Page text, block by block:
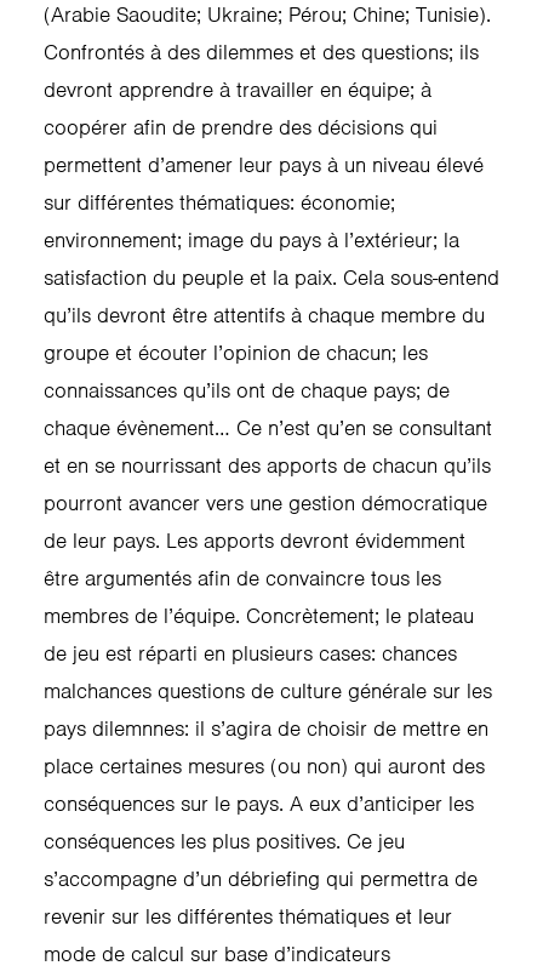
(Arabie Saoudite; Ukraine; Pérou; Chine; Tunisie).
Confrontés à des dilemmes et des questions; ils
devront apprendre à travailler en équipe; à
coopérer afin de prendre des décisions qui
permettent d’amener leur pays à un niveau élevé
sur différentes thématiques: économie;
environnement; image du pays à l’extérieur; la
satisfaction du peuple et la paix. Cela sous-entend
qu’ils devront être attentifs à chaque membre du
groupe et écouter l’opinion de chacun; les
connaissances qu’ils ont de chaque pays; de
chaque évènement… Ce n’est qu’en se consultant
et en se nourrissant des apports de chacun qu’ils
pourront avancer vers une gestion démocratique
de leur pays. Les apports devront évidemment
être argumentés afin de convaincre tous les
membres de l’équipe. Concrètement; le plateau
de jeu est réparti en plusieurs cases: chances
malchances questions de culture générale sur les
pays dilemnnes: il s’agira de choisir de mettre en
place certaines mesures (ou non) qui auront des
conséquences sur le pays. A eux d’anticiper les
conséquences les plus positives. Ce jeu
s’accompagne d’un débriefing qui permettra de
revenir sur les différentes thématiques et leur
mode de calcul sur base d’indicateurs